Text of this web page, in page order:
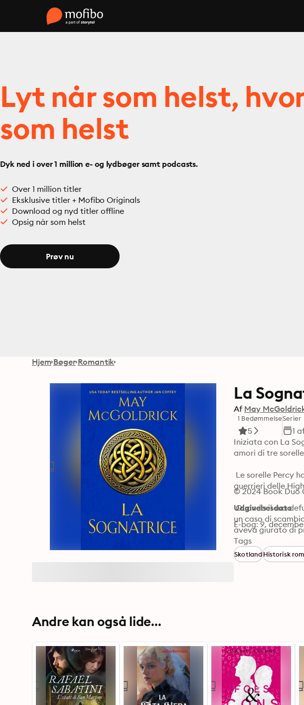
Lyt når som helst,
som helst
Dyk ned i over 1 million e- og lydbøger samt podcasts.
Over 1 million titler
Eksklusive titler + Mofibo Originals
Download og nyd titler offline
Opsig når som helst
Prøv nu
Hjem Bøger Romantik
La
Af May
1 Bedømmelse
5
Serier
1
Iniziata con La
amori di tre
Le sorelle Percy
guerrieri delle
Quando il suo
un caso di
aveva giurato di
passione che
A Proposito di La
"UN TESORO
© 2024 Book Duo
Udgivelsesdato
E-bog: 9.
Tags
SkotlandHistorisk
Andre kan også lide...